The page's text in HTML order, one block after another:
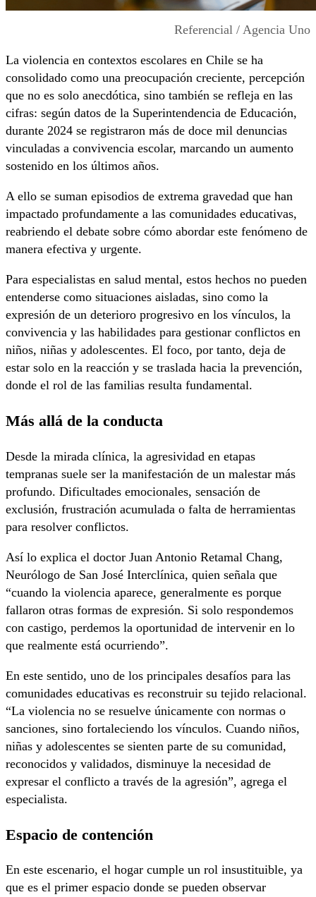
Referencial / Agencia Uno
La violencia en contextos escolares en Chile se ha
consolidado como una preocupación creciente, percepción
que no es solo anecdótica, sino también se refleja en las
cifras: según datos de la Superintendencia de Educación,
durante 2024 se registraron más de doce mil denuncias
vinculadas a convivencia escolar, marcando un aumento
sostenido en los últimos años.
A ello se suman episodios de extrema gravedad que han
impactado profundamente a las comunidades educativas,
reabriendo el debate sobre cómo abordar este fenómeno de
manera efectiva y urgente.
Para especialistas en salud mental, estos hechos no pueden
entenderse como situaciones aisladas, sino como la
expresión de un deterioro progresivo en los vínculos, la
convivencia y las habilidades para gestionar conflictos en
niños, niñas y adolescentes. El foco, por tanto, deja de
estar solo en la reacción y se traslada hacia la prevención,
donde el rol de las familias resulta fundamental.
Más allá de la conducta
Desde la mirada clínica, la agresividad en etapas
tempranas suele ser la manifestación de un malestar más
profundo. Dificultades emocionales, sensación de
exclusión, frustración acumulada o falta de herramientas
para resolver conflictos.
Así lo explica el doctor Juan Antonio Retamal Chang,
Neurólogo de San José Interclínica, quien señala que
“cuando la violencia aparece, generalmente es porque
fallaron otras formas de expresión. Si solo respondemos
con castigo, perdemos la oportunidad de intervenir en lo
que realmente está ocurriendo”.
En este sentido, uno de los principales desafíos para las
comunidades educativas es reconstruir su tejido relacional.
“La violencia no se resuelve únicamente con normas o
sanciones, sino fortaleciendo los vínculos. Cuando niños,
niñas y adolescentes se sienten parte de su comunidad,
reconocidos y validados, disminuye la necesidad de
expresar el conflicto a través de la agresión”, agrega el
especialista.
Espacio de contención
En este escenario, el hogar cumple un rol insustituible, ya
que es el primer espacio donde se pueden observar